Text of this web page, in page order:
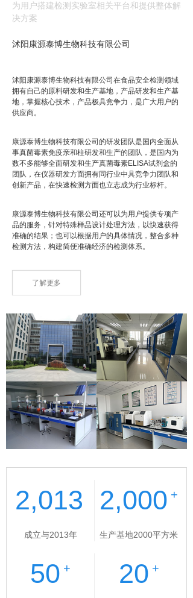
为用户搭建检测实验室相关平台和提供整体解
决方案
沭阳康源泰博生物科技有限公司
沭阳康源泰博生物科技有限公司在食品安全检测领域
拥有自己的原料研发和生产基地，产品研发和生产基
地，掌握核心技术，产品极具竞争力，是广大用户的
供应商。
康源泰博生物科技有限公司的研发团队是国内全面从
事真菌毒素免疫亲和柱研发和生产的团队，是国内为
数不多能够全面研发和生产真菌毒素ELISA试剂盒的
团队，在仪器研发方面拥有同行业中具竞争力团队和
创新产品，在快速检测方面也立志成为行业标杆。
康源泰博生物科技有限公司还可以为用户提供专项产
品的服务，针对特殊样品设计处理方法，以快速获得
准确的结果；也可以根据用户的具体情况，整合多种
检测方法，构建简便准确经济的检测体系。
了解更多
2,013
成立与2013年
2,000 +
生产基地2000平方米
50 + 20 +